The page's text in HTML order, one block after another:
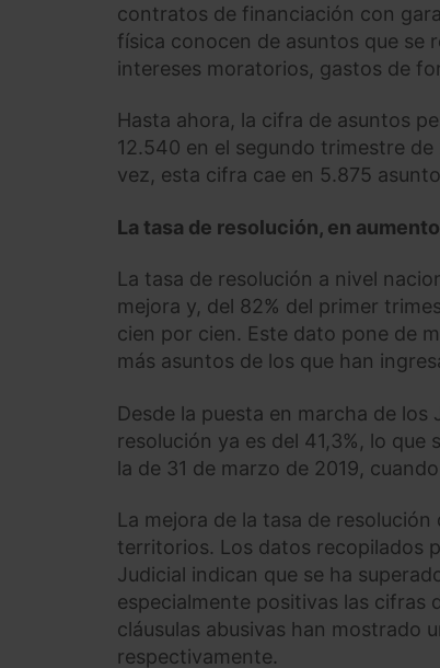
contratos de financiación con
física conocen de asuntos que se
intereses moratorios, gastos de
Hasta ahora, la cifra de asuntos
12.540 en el segundo trimestre
vez, esta cifra cae en 5.875
La tasa de resolución, en aumento
La tasa de resolución a nivel
mejora y, del 82% del primer
cien por cien. Este dato pone de
más asuntos de los que han
Desde la puesta en marcha de los
resolución ya es del 41,3%, lo
la de 31 de marzo de 2019,
La mejora de la tasa de
territorios. Los datos recopilados
Judicial indican que se ha
especialmente positivas las cifras
cláusulas abusivas han mostrado
respectivamente.